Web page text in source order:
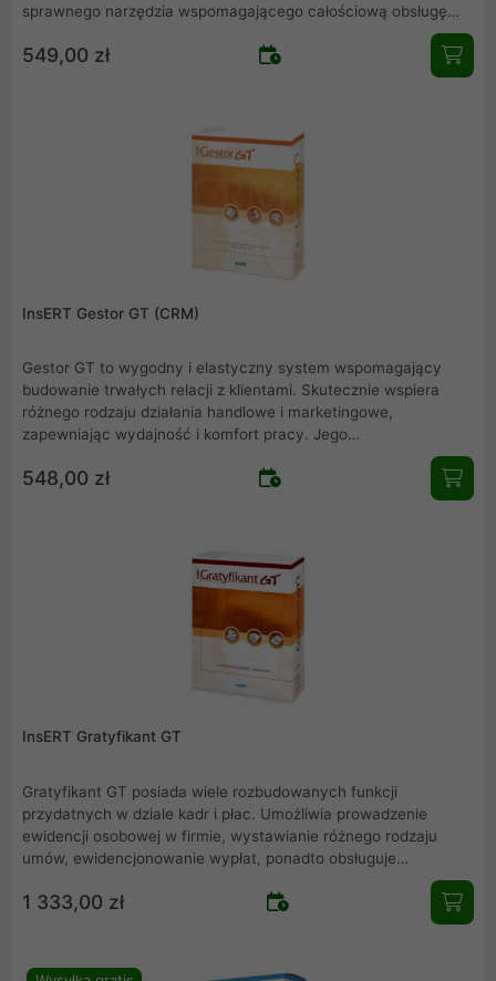
sprawnego narzędzia wspomagającego całościową obsługę
549,00 zł
InsERT Gestor GT (CRM)
Gestor GT to wygodny i elastyczny system wspomagający
budowanie trwałych relacji z klientami. Skutecznie wspiera
różnego rodzaju działania handlowe i marketingowe,
zapewniając wydajność i komfort pracy. Jego
potrzeb sprawiają, że program może być wykorzystywany w
548,00 zł
InsERT Gratyfikant GT
Gratyfikant GT posiada wiele rozbudowanych funkcji
przydatnych w dziale kadr i płac. Umożliwia prowadzenie
ewidencji osobowej w firmie, wystawianie różnego rodzaju
umów, ewidencjonowanie wypłat, ponadto obsługuje
wystawianie deklaracji skarbowych (m.in.: PIT-4, PIT-8A, PIT-
11/8B, PIT-36, PIT-36L, PIT-37) oraz ZUS (m.in.: RCA, RZA,
przepisów. Gratyfikant GT współpracuje z programem Płatnik.
1 333,00 zł